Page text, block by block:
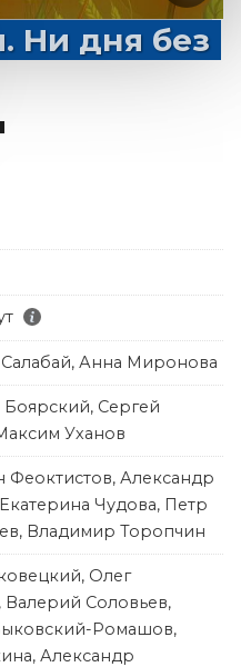
Ни дня без
Салабай, Анна Миронова
Сергей
Уханов
Феоктистов, Александр
Чудова, Петр
Владимир Торопчин
Олег
Валерий Соловьев,
Ромашов,
Александр